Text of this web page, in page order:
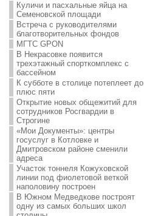
Куличи и пасхальные яйца на
Семеновской площади
Встреча с руководителями
благотворительных фондов
МГТС GPON
В Некрасовке появится
трехэтажный спорткомплекс с
бассейном
К субботе в столице потеплеет до
плюс пяти
Открытие новых общежитий для
сотрудников Росгвардии в
Строгине
«Мои Документы»: центры
госуслуг в Котловке и
Дмитровском районе сменили
адреса
Участок тоннеля Кожуховской
линии под фиолетовой веткой
наполовину построен
В Южном Медведкове построят
одну из самых больших школ